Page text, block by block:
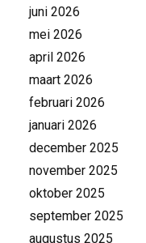
juni 2026
mei 2026
april 2026
maart 2026
februari 2026
januari 2026
december 2025
november 2025
oktober 2025
september 2025
augustus 2025